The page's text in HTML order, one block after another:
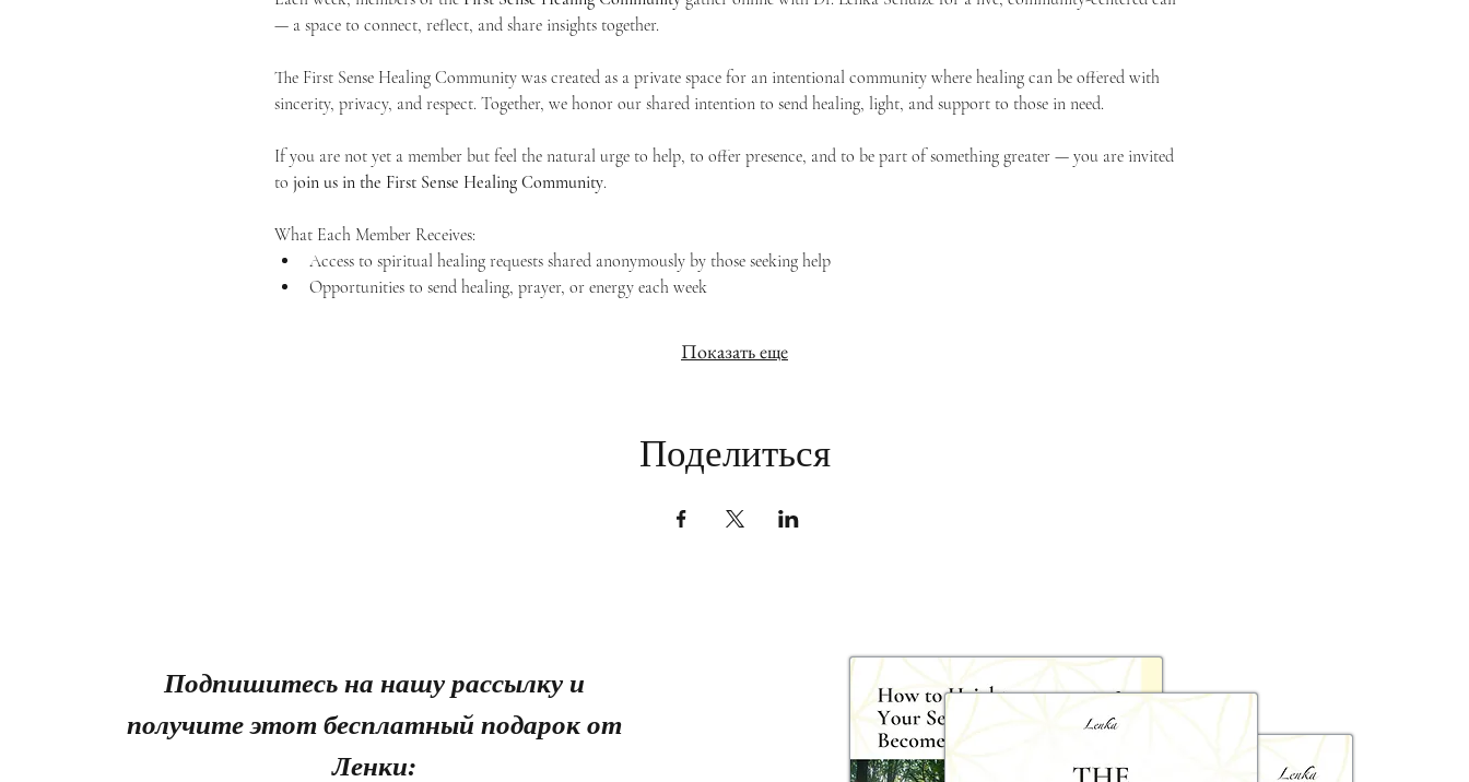
— a space to connect, reflect, and share insights together.
The First Sense Healing Community was created as a private space for an intentional community where healing can be offered with
sincerity, privacy, and respect. Together, we honor our shared intention to send healing, light, and support to those in need.
If you are not yet a member but feel the natural urge to help, to offer presence, and to be part of something greater — you are invited
to join us in the First Sense Healing Community.
What Each Member Receives:
Access to spiritual healing requests shared anonymously by those seeking help
Opportunities to send healing, prayer, or energy each week
Показать еще
Поделиться
Подпишитесь на нашу рассылку и
получите этот бесплатный подарок от
Ленки: